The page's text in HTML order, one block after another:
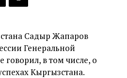
Садыр Жапаров
Генеральной
в том числе, о
Кыргызстана.